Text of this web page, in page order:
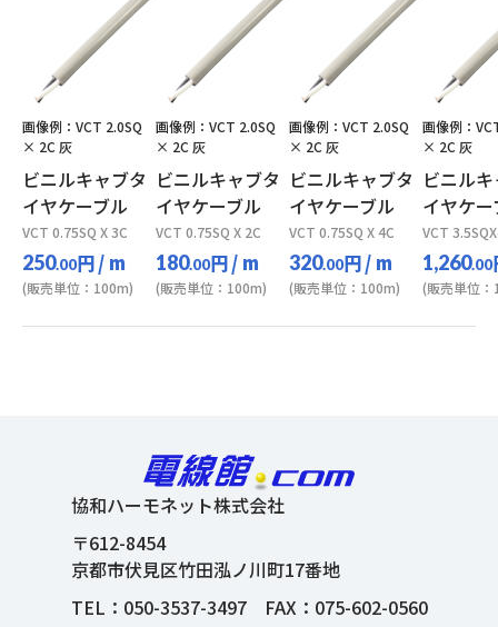
画像例：VCT 2.0SQ
× 2C 灰
ビニルキャブタ
イヤケーブル
VCT 0.75SQ X 3C
250.00円/ m
(販売単位：100m)
画像例：VCT 2.0SQ
× 2C 灰
ビニルキャブタ
イヤケーブル
VCT 0.75SQ X 2C
180.00円/ m
(販売単位：100m)
画像例：VCT 2.0SQ
× 2C 灰
ビニルキャブタ
イヤケーブル
VCT 0.75SQ X 4C
320.00円/ m
(販売単位：100m)
画像例：
× 2C 灰
ビニル
イヤケ
VCT
1,260.00
(販売単位
協和ハーモネット株式会社
〒612-8454
京都市伏見区竹田泓ノ川町17番地
TEL： 050-3537-3497FAX：075-602-0560